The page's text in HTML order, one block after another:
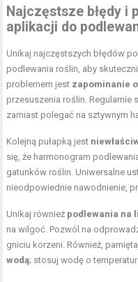
Najczęstsze błędy i
aplikacji do
Unikaj najczęstszych błędów
podlewania roślin, aby
problemem jest zapominanie
przesuszenia roślin.
zamiast polegać na sztywnym
Kolejną pułapką jest
się, że harmonogram
gatunków roślin. Uniwersalne
nieodpowiednie nawodnienie,
Unikaj również podlewania na
na wilgoć. Pozwól na
gniciu korzeni. Również,
wodą; stosuj wodę o